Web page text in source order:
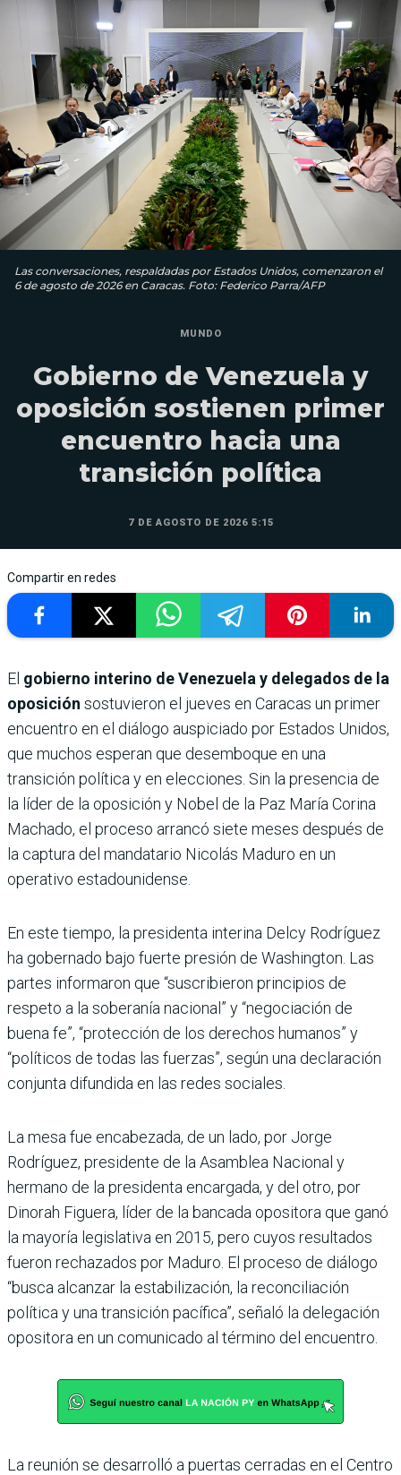
Las conversaciones, respaldadas por Estados Unidos, comenzaron el
6 de agosto de 2026 en Caracas. Foto: Federico Parra/AFP
MUNDO
Gobierno de Venezuela y
oposición sostienen primer
encuentro hacia una
transición política
7 DE AGOSTO DE 2026 5:15
Compartir en redes
El gobierno interino de Venezuela y delegados de la
oposición sostuvieron el jueves en Caracas un primer
encuentro en el diálogo auspiciado por Estados Unidos,
que muchos esperan que desemboque en una
transición política y en elecciones. Sin la presencia de
la líder de la oposición y Nobel de la Paz María Corina
Machado, el proceso arrancó siete meses después de
la captura del mandatario Nicolás Maduro en un
operativo estadounidense.
En este tiempo, la presidenta interina Delcy Rodríguez
ha gobernado bajo fuerte presión de Washington. Las
partes informaron que “suscribieron principios de
respeto a la soberanía nacional” y “negociación de
buena fe”, “protección de los derechos humanos” y
“políticos de todas las fuerzas”, según una declaración
conjunta difundida en las redes sociales.
La mesa fue encabezada, de un lado, por Jorge
Rodríguez, presidente de la Asamblea Nacional y
hermano de la presidenta encargada, y del otro, por
Dinorah Figuera, líder de la bancada opositora que ganó
la mayoría legislativa en 2015, pero cuyos resultados
fueron rechazados por Maduro. El proceso de diálogo
“busca alcanzar la estabilización, la reconciliación
política y una transición pacífica”, señaló la delegación
opositora en un comunicado al término del encuentro.
La reunión se desarrolló a puertas cerradas en el Centro